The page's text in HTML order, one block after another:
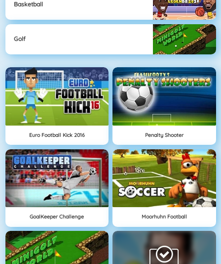
Basketball
Golf
Euro Football Kick 2016 Penalty Shooter
GoalKeeper Challenge Moorhuhn Football